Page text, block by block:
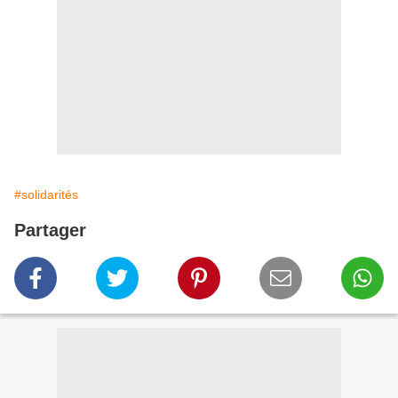
#solidarités
Partager